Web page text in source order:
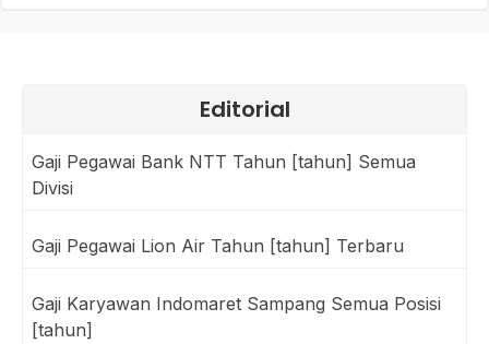
Editorial
Gaji Pegawai Bank NTT Tahun [tahun] Semua
Divisi
Gaji Pegawai Lion Air Tahun [tahun] Terbaru
Gaji Karyawan Indomaret Sampang Semua Posisi
[tahun]